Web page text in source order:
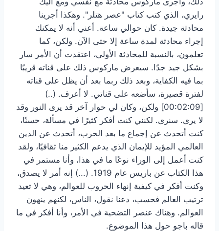
رايري، الذي كتب كتاب "عصر هتلر". وهكذا أجرينا
محادثة جيدة. كان حوالي ساعة. أعني أنه لا يمكنك
إجراء محادثة لمدة ساعة إلا حتى الآن. ولكن، كما
تعلمون، بالنسبة للمحادثة الأولى، اعتقدت أن الأمر سار
بشكل جيد جدًا. سيعرض ماركوس ذلك على قناته قريبًا
بما فيه الكفاية، وبعد ذلك ربما بعد أن يظل على قناته
لفترة قصيرة، سأضعه على قناتي. لا أعرف. (..)
[00:02:09] ولكن، وكان لي حوار آخر قد يرى النور وقد
لا يرى. سنرى. لكنني كنت أفكر كثيرًا في مسألة، حسنًا،
كنت أتحدث عن إجماع ما بعد الحرب، أتحدث عن الدين
العالمي المؤيد للإيمان الذي يدعم الكثير منا ثقافيًا، ولقد
كنت أعمل إلى الوراء نوعًا ما في هذا، وأنا مستمر في
هذا الكتاب عن باريس عام 1919. (...) إنه أمر لا يصدق،
وكنت أفكر في كيفية إنهاء الحروب للعوالم، وهي لا تعيد
ترتيب العالم فحسب، دعنا نقول، الناس، لكنهم ينهون
العوالم. وهناك عنصر التضحية في الأمر، وأنا أفكر في ما
قاله باجو حول هذا الموضوع.